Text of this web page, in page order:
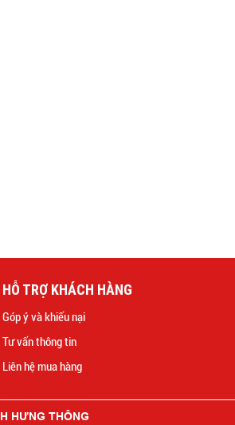
HỖ TRỢ KHÁCH HÀNG
Góp ý và khiếu nại
Tư vấn thông tin
Liên hệ mua hàng
HƯNG THÔNG